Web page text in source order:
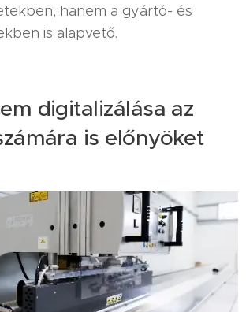
hanem a gyártó- és
is alapvető.
digitalizálása az
is előnyöket